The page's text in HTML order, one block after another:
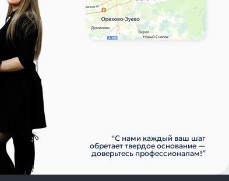
“С нами каждый ваш шаг
обретает твердое основание —
доверьтесь профессионалам!”